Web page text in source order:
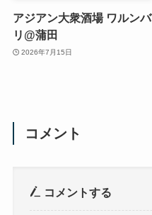
アジアン大衆酒場 ワルンバ
リ@蒲田
2026年7月15日
コメント
コメントする